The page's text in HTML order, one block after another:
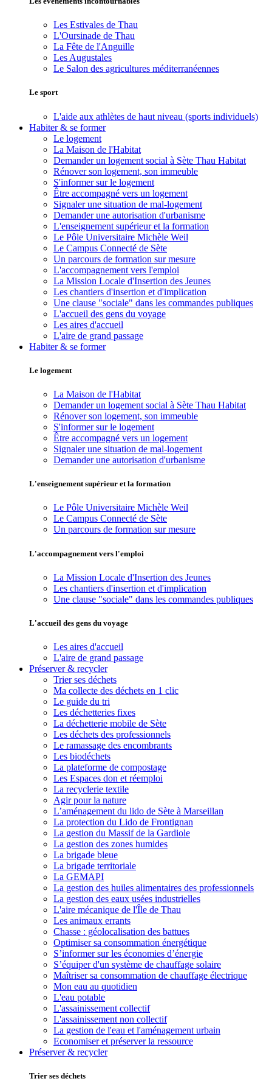
Les Estivales de Thau
L'Oursinade de Thau
La Fête de l'Anguille
Les Augustales
Le Salon des agricultures méditerranéennes
Le sport
L'aide aux athlètes de haut niveau (sports individuels)
Habiter & se former
Le logement
La Maison de l'Habitat
Demander un logement social à Sète Thau Habitat
Rénover son logement, son immeuble
S'informer sur le logement
Être accompagné vers un logement
Signaler une situation de mal-logement
Demander une autorisation d'urbanisme
L'enseignement supérieur et la formation
Le Pôle Universitaire Michèle Weil
Le Campus Connecté de Sète
Un parcours de formation sur mesure
L'accompagnement vers l'emploi
La Mission Locale d'Insertion des Jeunes
Les chantiers d'insertion et d'implication
Une clause "sociale" dans les commandes publiques
L'accueil des gens du voyage
Les aires d'accueil
L'aire de grand passage
Habiter & se former
Le logement
La Maison de l'Habitat
Demander un logement social à Sète Thau Habitat
Rénover son logement, son immeuble
S'informer sur le logement
Être accompagné vers un logement
Signaler une situation de mal-logement
Demander une autorisation d'urbanisme
L'enseignement supérieur et la formation
Le Pôle Universitaire Michèle Weil
Le Campus Connecté de Sète
Un parcours de formation sur mesure
L'accompagnement vers l'emploi
La Mission Locale d'Insertion des Jeunes
Les chantiers d'insertion et d'implication
Une clause "sociale" dans les commandes publiques
L'accueil des gens du voyage
Les aires d'accueil
L'aire de grand passage
Préserver & recycler
Trier ses déchets
Ma collecte des déchets en 1 clic
Le guide du tri
Les déchetteries fixes
La déchetterie mobile de Sète
Les déchets des professionnels
Le ramassage des encombrants
Les biodéchets
La plateforme de compostage
Les Espaces don et réemploi
La recyclerie textile
Agir pour la nature
L’aménagement du lido de Sète à Marseillan
La protection du Lido de Frontignan
La gestion du Massif de la Gardiole
La gestion des zones humides
La brigade bleue
La brigade territoriale
La GEMAPI
La gestion des huiles alimentaires des professionnels
La gestion des eaux usées industrielles
L'aire mécanique de l'Île de Thau
Les animaux errants
Chasse : géolocalisation des battues
Optimiser sa consommation énergétique
S’informer sur les économies d’énergie
S’équiper d'un système de chauffage solaire
Maîtriser sa consommation de chauffage électrique
Mon eau au quotidien
L'eau potable
L'assainissement collectif
L'assainissement non collectif
La gestion de l'eau et l'aménagement urbain
Economiser et préserver la ressource
Préserver & recycler
Trier ses déchets